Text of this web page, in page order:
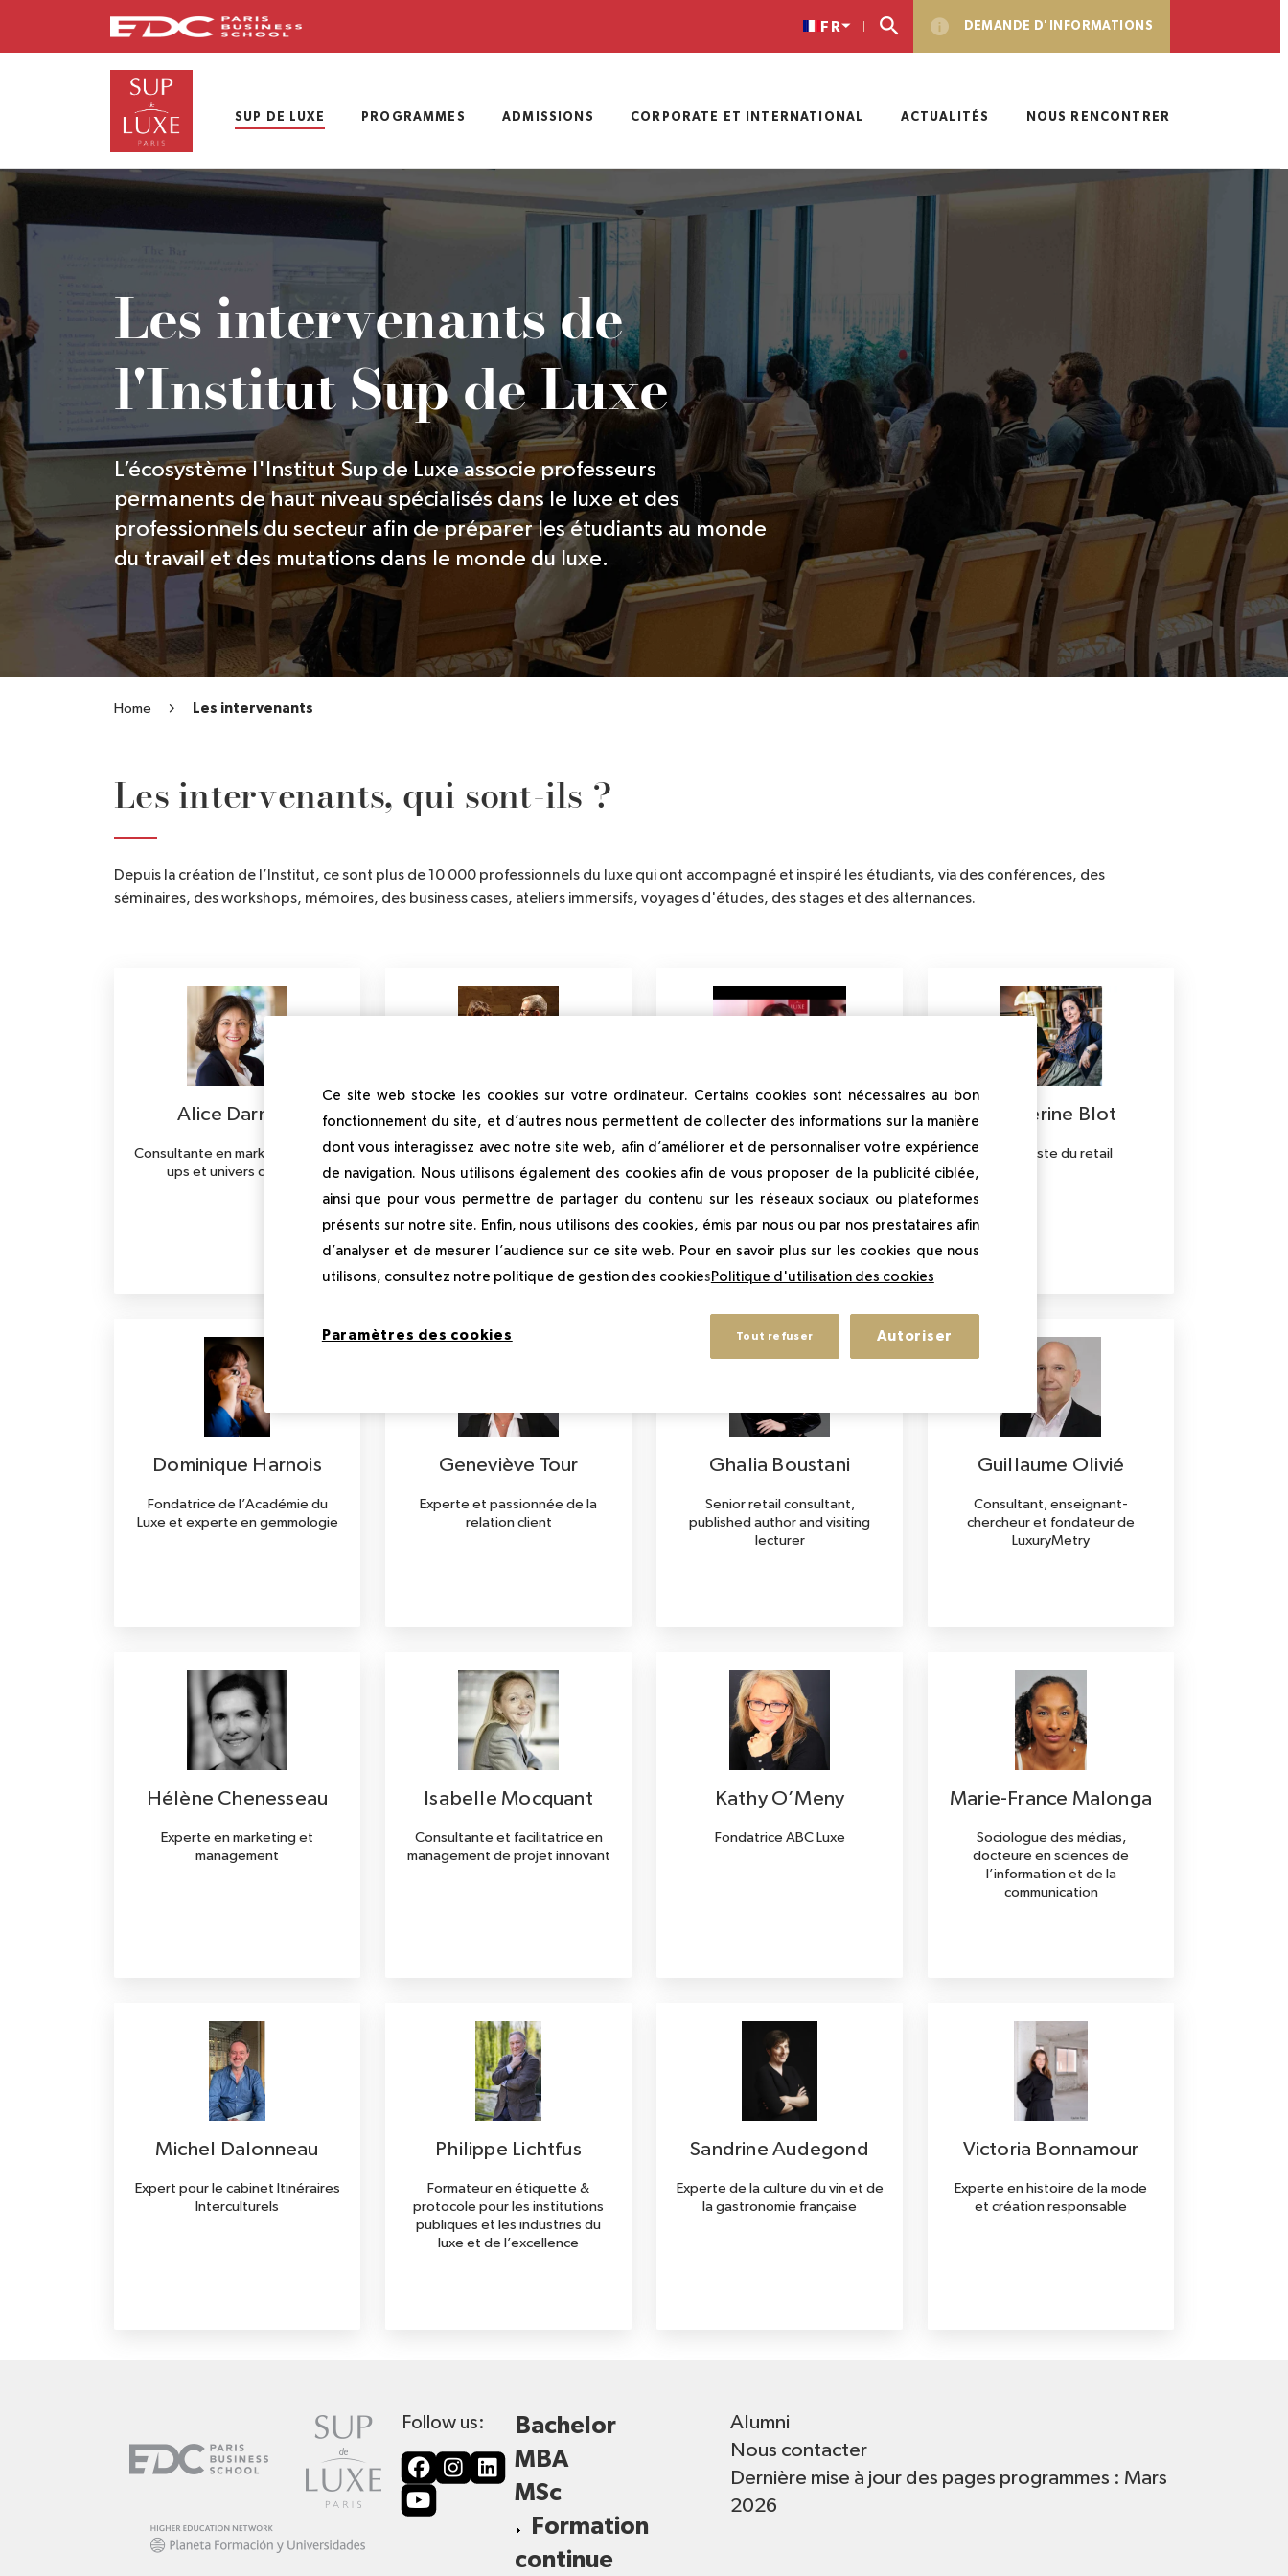
main
FR DEMANDE D'INFORMATIONS
SUP DE LUXE PROGRAMMES ADMISSIONS CORPORATE ET INTERNATIONAL ACTUALITÉS NOUS RENCONTRER
Les intervenants de
l'Institut Sup de Luxe
L’écosystème l'Institut Sup de Luxe associe professeurs
permanents de haut niveau spécialisés dans le luxe et des
professionnels du secteur afin de préparer les étudiants au monde
du travail et des mutations dans le monde du luxe.
Home Les intervenants
Les intervenants, qui sont-ils ?
Depuis la création de l’Institut, ce sont plus de 10 000 professionnels du luxe qui ont accompagné et inspiré les étudiants, via des conférences, des
séminaires, des workshops, mémoires, des business cases, ateliers immersifs, voyages d'études, des stages et des alternances.
Alice Darmon
Consultante en marketing, start-
ups et univers du food
Alessandro Diani &
Simona Riva
Diani Riva
Annie-Paule Quéré
Consultante en identité de
marque et stratégies de
de la Marque
Catherine Blot
Spécialiste du retail
Dominique Harnois
Fondatrice de l’Académie du
Luxe et experte en gemmologie
Geneviève Tour
Experte et passionnée de la
relation client
Ghalia Boustani
Senior retail consultant,
published author and visiting
lecturer
Guillaume Olivié
Consultant, enseignant-
chercheur et fondateur de
LuxuryMetry
Hélène Chenesseau
Experte en marketing et
management
Isabelle Mocquant
Consultante et facilitatrice en
management de projet innovant
Kathy O’Meny
Fondatrice ABC Luxe
Marie-France Malonga
Sociologue des médias,
docteure en sciences de
l’information et de la
communication
Michel Dalonneau
Expert pour le cabinet Itinéraires
Interculturels
Philippe Lichtfus
Formateur en étiquette &
protocole pour les institutions
publiques et les industries du
luxe et de l’excellence
Sandrine Audegond
Experte de la culture du vin et de
la gastronomie française
Victoria Bonnamour
Experte en histoire de la mode
et création responsable
Follow us:
Bachelor
MBA
MSc
Formation
continue
Alumni
Nous contacter
Dernière mise à jour des pages programmes : Mars
2026
Ce site web stocke les cookies sur votre ordinateur. Certains cookies sont nécessaires au bon
fonctionnement du site, et d’autres nous permettent de collecter des informations sur la manière
dont vous interagissez avec notre site web, afin d’améliorer et de personnaliser votre expérience
de navigation. Nous utilisons également des cookies afin de vous proposer de la publicité ciblée,
ainsi que pour vous permettre de partager du contenu sur les réseaux sociaux ou plateformes
présents sur notre site. Enfin, nous utilisons des cookies, émis par nous ou par nos prestataires afin
d’analyser et de mesurer l’audience sur ce site web. Pour en savoir plus sur les cookies que nous
utilisons, consultez notre politique de gestion des cookies Politique d'utilisation des cookies
Tout refuser Autoriser
Paramètres des cookies